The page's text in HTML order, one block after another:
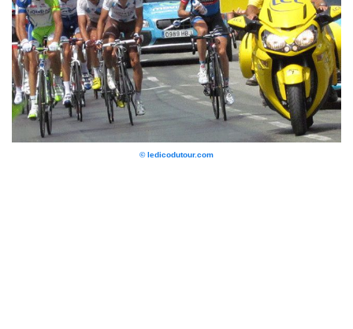
© ledicodutour.com